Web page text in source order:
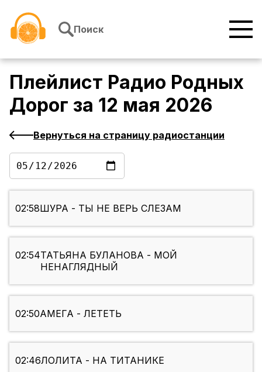
Поиск
Плейлист Радио Родных
Дорог за 12 мая 2026
Вернуться на страницу радиостанции
02:58ШУРА - ТЫ НЕ ВЕРЬ СЛЕЗАМ
02:54ТАТЬЯНА БУЛАНОВА - МОЙ
НЕНАГЛЯДНЫЙ
02:50АМЕГА - ЛЕТЕТЬ
02:46ЛОЛИТА - НА ТИТАНИКЕ